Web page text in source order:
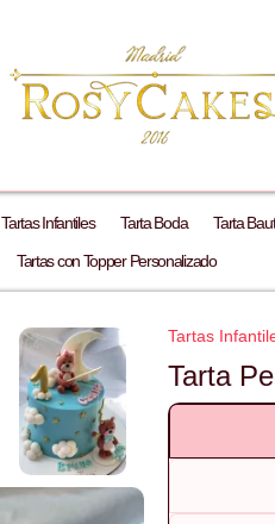
Tartas Infantiles Tarta Boda Tarta
Tartas con Topper Personalizado
Tartas
Tarta